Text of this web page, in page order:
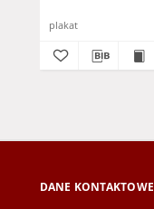
plakat
DANE KONTAKTOWE